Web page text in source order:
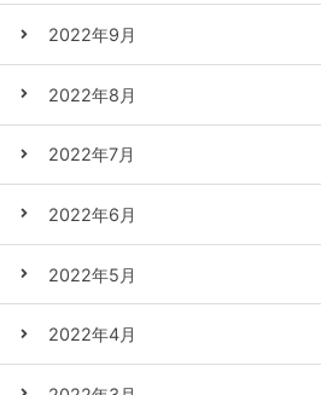
2022年9月
2022年8月
2022年7月
2022年6月
2022年5月
2022年4月